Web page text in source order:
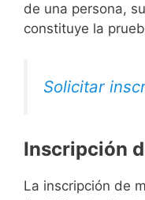
de una persona,
constituye la
Solicitar
Inscripción
La inscripción de